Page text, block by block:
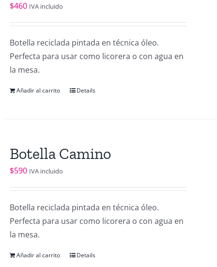
$460 IVA incluido
Botella reciclada pintada en técnica óleo.
Perfecta para usar como licorera o con agua en
la mesa.
Añadir al carrito Details
Botella Camino
$590 IVA incluido
Botella reciclada pintada en técnica óleo.
Perfecta para usar como licorera o con agua en
la mesa.
Añadir al carrito Details